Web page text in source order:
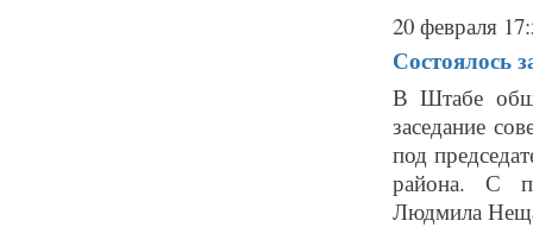
20 февраля
Состоялось
В Штабе
заседание
под
района. С
Людмила